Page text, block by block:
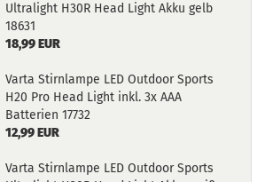
Ultralight H30R Head Light Akku gelb
18631
18,99 EUR
Varta Stirnlampe LED Outdoor Sports
H20 Pro Head Light inkl. 3x AAA
Batterien 17732
12,99 EUR
Varta Stirnlampe LED Outdoor Sports